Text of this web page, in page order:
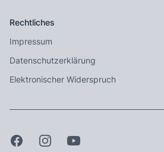
Rechtliches
Impressum
Datenschutzerklärung
Elektronischer Widerspruch